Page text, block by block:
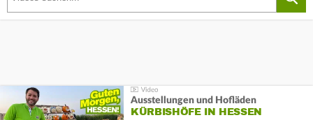
Ausstellungen und Hofläden
KÜRBISHÖFE IN HESSEN